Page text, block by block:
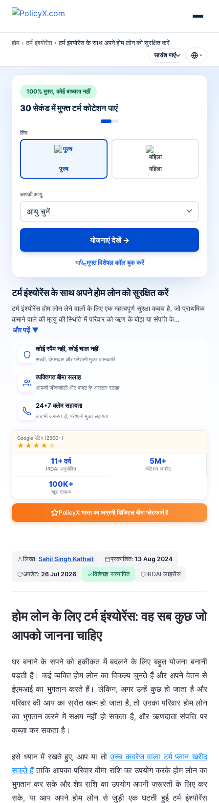
होम › टर्म इंश्योरेंस ›टर्म इंश्योरेंस के साथ अपने होम लोन को सुरक्षित करें
सारांश पाएं ▾
टर्म इंश्योरेंस के साथ अपने होम लोन को सुरक्षित करें
टर्म इंश्योरेंस होम लोन लेने वालों के लिए एक महत्वपूर्ण सुरक्षा कवच है, जो प्राथमिक
कमाने वाले की मृत्यु की स्थिति में परिवार को ऋण के बोझ या संपत्ति के…
और पढ़ें ▼
कोई स्पैम नहीं, कोई चाल नहीं
सच्ची, ईमानदार और परेशानी मुक्त जानकारी
व्यक्तिगत बीमा सलाह
आपकी जीवनशैली और बजट के अनुसार सलाह
24*7 क्लेम सहायता
जब भी जरूरत हो, परेशानी मुक्त सहायता
Google रेटिंग (2500+)
★★★★ ★
11+ वर्ष
IRDAI अनुमोदित
5M+
कोटेशन जनरेट
100K+
खुश ग्राहक
PolicyX भारत का अग्रणी डिजिटल बीमा प्लेटफार्म है
100% मुफ्त, कोई बाध्यता नहीं
30 सेकंड में मुफ्त टर्म कोटेशन पाएं
लिंग
पुरुष महिला
आपकी आयु
योजनाएं देखें →
या मुफ्त विशेषज्ञ कॉल बुक करें
लिखा: Sahil Singh Kathait प्रकाशित: 13 Aug 2024
अपडेट: 26 Jul 2026 विशेषज्ञ सत्यापित IRDAI लाइसेंस
होम लोन के लिए टर्म इंश्योरेंस: वह सब कुछ जो
आपको जानना चाहिए
घर बनाने के सपने को हकीकत में बदलने के लिए बहुत योजना बनानी
पड़ती है। कई व्यक्ति होम लोन का विकल्प चुनते हैं और अपने वेतन से
ईएमआई का भुगतान करते हैं। लेकिन, अगर उन्हें कुछ हो जाता है और
परिवार की आय का स्रोत खत्म हो जाता है, तो उनका परिवार होम लोन
का भुगतान करने में सक्षम नहीं हो सकता है, और ऋणदाता संपत्ति पर
कब्ज़ा कर सकता है।
इसे ध्यान में रखते हुए, आप या तोउच्च कवरेज वाला टर्म प्लान खरीद
सकते हैंताकि आपका परिवार बीमा राशि का उपयोग करके होम लोन का
भुगतान कर सके और शेष राशि का उपयोग अपनी ज़रूरतों के लिए कर
सके, या आप अपने होम लोन से जुड़ी एक घटती हुई टर्म इंश्योरेंस